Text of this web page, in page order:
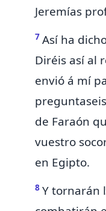
Jeremías
7 Así ha
Diréis así al
envió á mí
de Faraón
vuestro
en Egipto.
8 Y tornarán